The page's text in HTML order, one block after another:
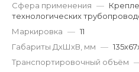
Сфера применения —
технологических
Маркировка — 11
Габариты ДхШхВ, мм —
Транспортировочный объём